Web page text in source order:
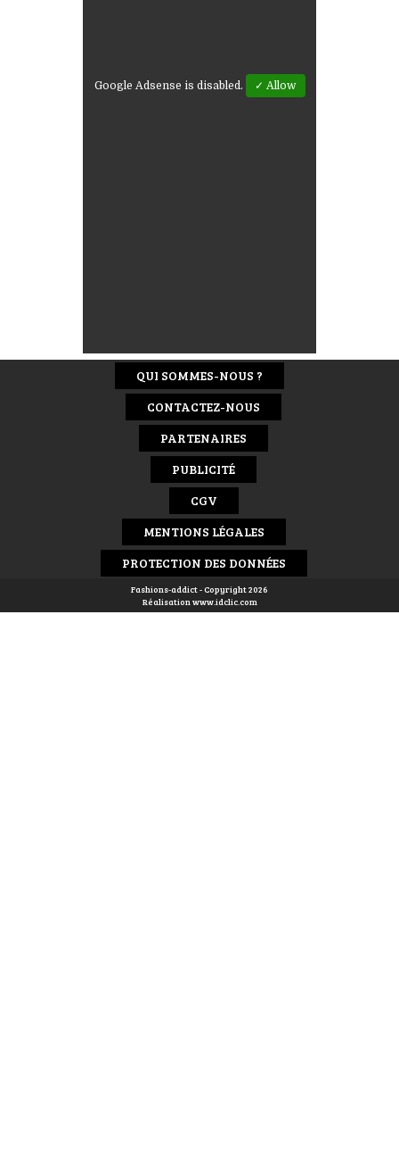
Google Adsense is disabled. ✓ Allow
QUI SOMMES-NOUS ?
CONTACTEZ-NOUS
PARTENAIRES
PUBLICITÉ
CGV
MENTIONS LÉGALES
PROTECTION DES DONNÉES
Fashions-addict - Copyright 2026
Réalisationwww.idclic.com